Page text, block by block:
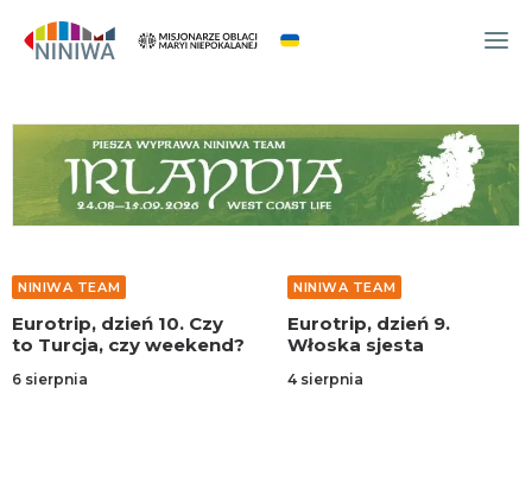
WYDARZENIA
O NAS
WSPÓLNOTA
NINIWA TEAM
FESTIWAL ŻYCIA
NINIWA TEAM
Eurotrip, dzień 10. Czy
to Turcja, czy weekend?
6 sierpnia
NINIWA TEAM
Eurotrip, dzień 9.
Włoska sjesta
4 sierpnia